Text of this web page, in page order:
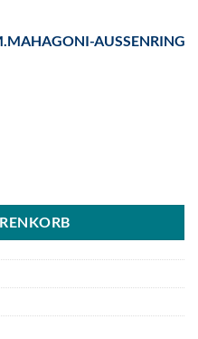
AUSSENRING 3